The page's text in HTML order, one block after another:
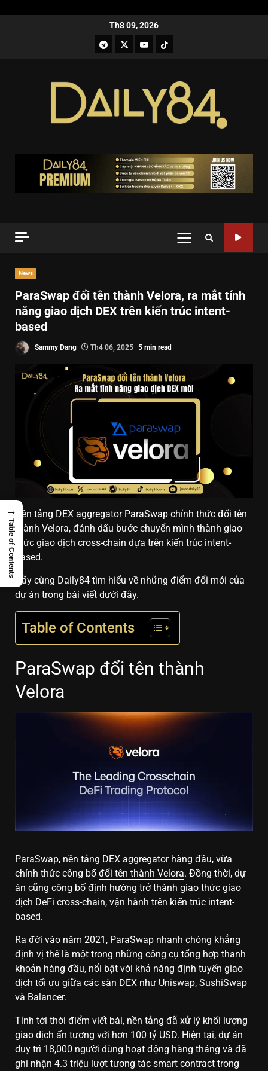
Th8 09, 2026
News
ParaSwap đổi tên thành Velora, ra mắt tính
năng giao dịch DEX trên kiến trúc intent-
based
Sammy Dang Th4 06, 2025 5 min read
Nền tảng DEX aggregator ParaSwap chính thức đổi tên
thành Velora, đánh dấu bước chuyển mình thành giao
thức giao dịch cross-chain dựa trên kiến trúc intent-
based.
Hãy cùng Daily84 tìm hiểu về những điểm đổi mới của
dự án trong bài viết dưới đây.
Table of Contents
ParaSwap đổi tên thành
Velora
ParaSwap, nền tảng DEX aggregator hàng đầu, vừa
chính thức công bốđổi tên thành Velora. Đồng thời, dự
án cũng công bố định hướng trở thành giao thức giao
dịch DeFi cross-chain, vận hành trên kiến trúc intent-
based.
Ra đời vào năm 2021, ParaSwap nhanh chóng khẳng
định vị thế là một trong những công cụ tổng hợp thanh
khoản hàng đầu, nổi bật với khả năng định tuyến giao
dịch tối ưu giữa các sàn DEX như Uniswap, SushiSwap
và Balancer.
Tính tới thời điểm viết bài, nền tảng đã xử lý khối lượng
giao dịch ấn tượng với hơn 100 tỷ USD. Hiện tại, dự án
duy trì 18,000 người dùng hoạt động hàng tháng và đã
ghi nhận 4.3 triệu lượt tương tác smart contract trong
→
Table of Contents